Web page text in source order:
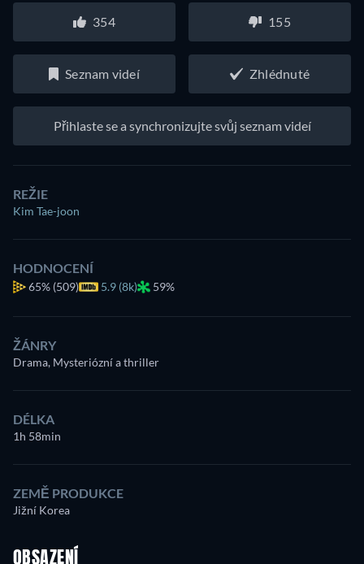
354 155
Seznam videí Zhlédnuté
Přihlaste se a synchronizujte svůj seznam videí
REŽIE
Kim Tae-joon
HODNOCENÍ
65% (509) 5.9 (8k) 59%
ŽÁNRY
Drama, Mysteriózní a thriller
DÉLKA
1h 58min
ZEMĚ PRODUKCE
Jižní Korea
OBSAZENÍ